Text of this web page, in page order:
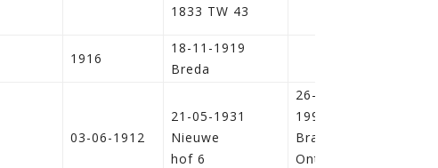
1833 TW 43
1916
18-11-1919
Breda
03-06-1912
21-05-1931
Nieuwe
hof 6
26-04-
1996,
Brampton
Ontario